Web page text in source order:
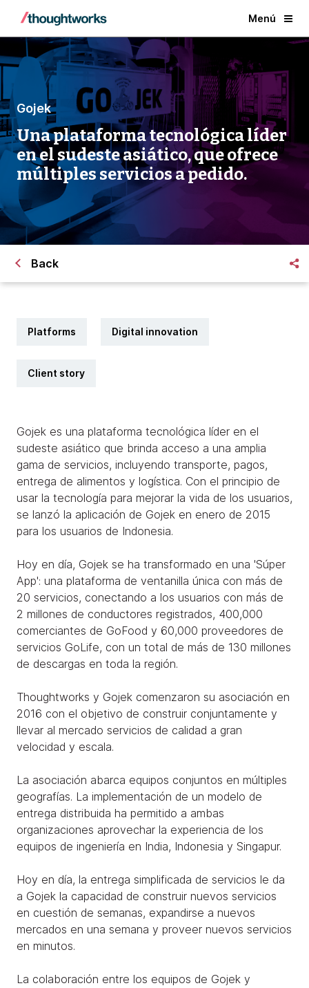
Menú
Gojek
Una plataforma tecnológica líder
en el sudeste asiático, que ofrece
múltiples servicios a pedido.
Back
Platforms Digital innovation
Client story
Gojek es una plataforma tecnológica líder en el
sudeste asiático que brinda acceso a una amplia
gama de servicios, incluyendo transporte, pagos,
entrega de alimentos y logística. Con el principio de
usar la tecnología para mejorar la vida de los usuarios,
se lanzó la aplicación de Gojek en enero de 2015
para los usuarios de Indonesia.
Hoy en día, Gojek se ha transformado en una 'Súper
App': una plataforma de ventanilla única con más de
20 servicios, conectando a los usuarios con más de
2 millones de conductores registrados, 400,000
comerciantes de GoFood y 60,000 proveedores de
servicios GoLife, con un total de más de 130 millones
de descargas en toda la región.
Thoughtworks y Gojek comenzaron su asociación en
2016 con el objetivo de construir conjuntamente y
llevar al mercado servicios de calidad a gran
velocidad y escala.
La asociación abarca equipos conjuntos en múltiples
geografías. La implementación de un modelo de
entrega distribuida ha permitido a ambas
organizaciones aprovechar la experiencia de los
equipos de ingeniería en India, Indonesia y Singapur.
Hoy en día, la entrega simplificada de servicios le da
a Gojek la capacidad de construir nuevos servicios
en cuestión de semanas, expandirse a nuevos
mercados en una semana y proveer nuevos servicios
en minutos.
La colaboración entre los equipos de Gojek y